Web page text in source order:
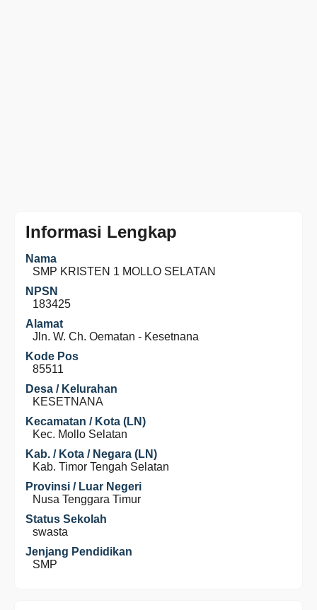
Informasi Lengkap
Nama
SMP KRISTEN 1 MOLLO SELATAN
NPSN
183425
Alamat
Jln. W. Ch. Oematan - Kesetnana
Kode Pos
85511
Desa / Kelurahan
KESETNANA
Kecamatan / Kota (LN)
Kec. Mollo Selatan
Kab. / Kota / Negara (LN)
Kab. Timor Tengah Selatan
Provinsi / Luar Negeri
Nusa Tenggara Timur
Status Sekolah
swasta
Jenjang Pendidikan
SMP